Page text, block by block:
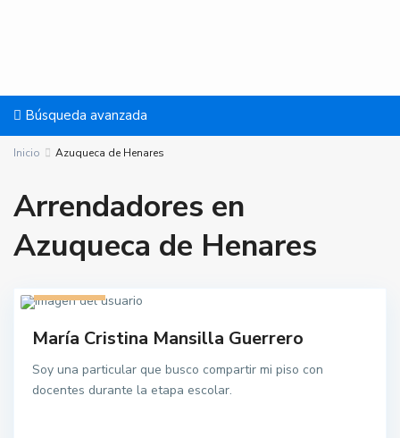
Búsqueda avanzada
Inicio Azuqueca de Henares
Arrendadores en
Azuqueca de Henares
María Cristina Mansilla Guerrero
Soy una particular que busco compartir mi piso con
docentes durante la etapa escolar.